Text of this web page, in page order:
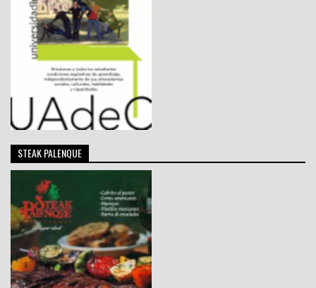
STEAK PALENQUE